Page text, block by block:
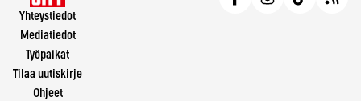
Yhteystiedot
Mediatiedot
Työpaikat
Tilaa uutiskirje
Ohjeet